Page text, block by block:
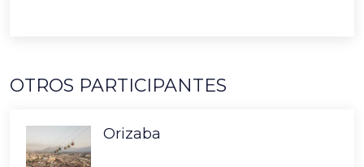
OTROS PARTICIPANTES
Orizaba